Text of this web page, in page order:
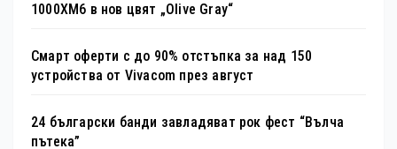
1000XM6 в нов цвят „Olive Gray“
Смарт оферти с до 90% отстъпка за над 150
устройства от Vivacom през август
24 български банди завладяват рок фест “Вълча
пътека”